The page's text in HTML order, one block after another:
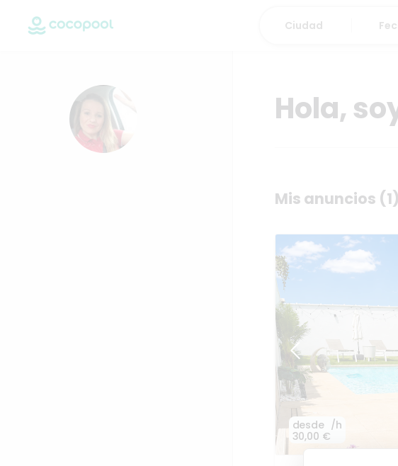
Hola,
Mis anuncios (1)
desde
30,00 €
/h